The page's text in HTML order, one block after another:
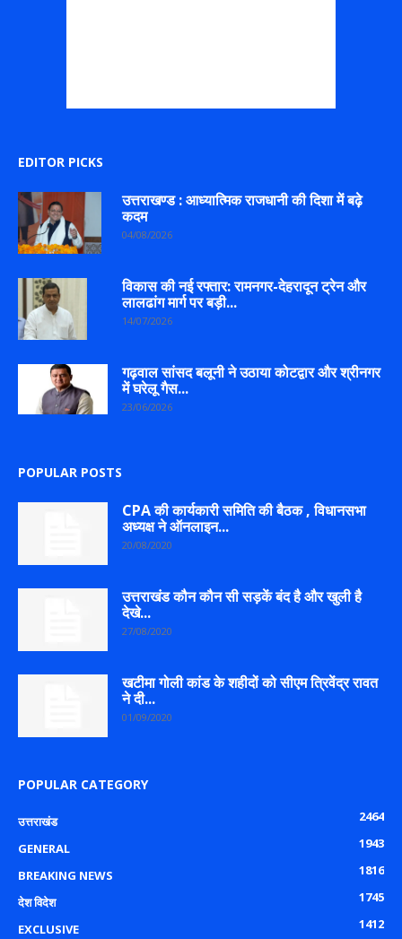
EDITOR PICKS
उत्तराखण्ड : आध्यात्मिक राजधानी की दिशा में बढ़े
कदम
04/08/2026
विकास की नई रफ्तार: रामनगर-देहरादून ट्रेन और
लालढांग मार्ग पर बड़ी...
14/07/2026
गढ़वाल सांसद बलूनी ने उठाया कोटद्वार और श्रीनगर
में घरेलू गैस...
23/06/2026
POPULAR POSTS
CPA की कार्यकारी समिति की बैठक , विधानसभा
अध्यक्ष ने ऑनलाइन...
20/08/2020
उत्तराखंड कौन कौन सी सड़कें बंद है और खुली है
देखे...
27/08/2020
खटीमा गोली कांड के शहीदों को सीएम त्रिवेंद्र रावत
ने दी...
01/09/2020
POPULAR CATEGORY
उत्तराखंड
2464
GENERAL
1943
BREAKING NEWS
1816
देश विदेश
1745
EXCLUSIVE
1412